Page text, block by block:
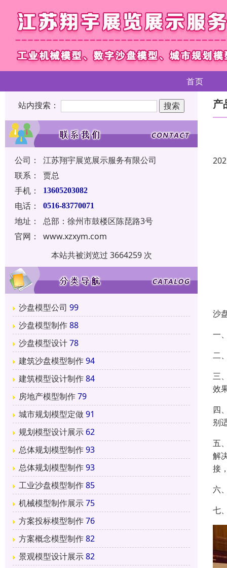
首页
站内搜索：
公司：
江苏翔宇展览展示服务有限公司
联系：
贾总
手机：
13605203082
电话： 0516-83770071
地址：
总部：徐州市鼓楼区陈琵路3号
官网：
www.xzxym.com
本站共被浏览过 3664259 次
沙盘模型公司 99
沙盘模型制作88
沙盘模型设计78
建筑沙盘模型制作94
建筑模型设计制作84
房地产模型制作79
城市规划模型定做91
规划模型设计展示 62
总体规划模型制作93
总体规划模型制作93
工业沙盘模型制作85
机械模型制作展示75
方案投标模型制作76
方案概念模型制作82
景观模型设计展示82
产
沙
一
二
三
效
四
别
五
解
接
六
七